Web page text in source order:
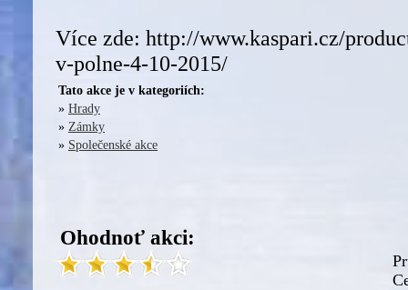
Více zde: http://www.kaspari.cz/
v-polne-4-10-2015/
Tato akce je v kategoriích:
» Hrady
» Zámky
» Společenské akce
Ohodnoť akci: